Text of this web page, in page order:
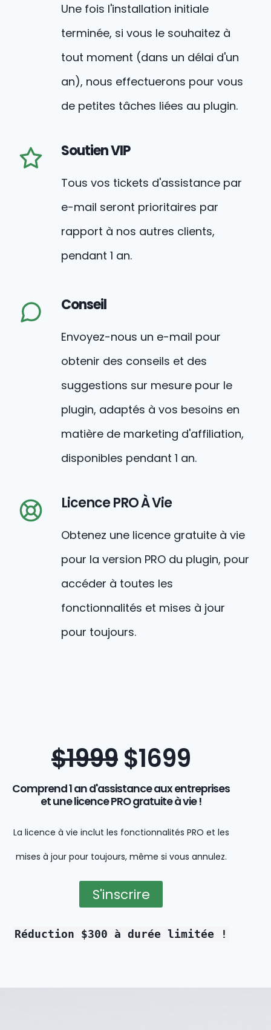
Une fois l'installation initiale
terminée, si vous le souhaitez à
tout moment (dans un délai d'un
an), nous effectuerons pour vous
de petites tâches liées au plugin.
Soutien VIP
Tous vos tickets d'assistance par
e-mail seront prioritaires par
rapport à nos autres clients,
pendant 1 an.
Conseil
Envoyez-nous un e-mail pour
obtenir des conseils et des
suggestions sur mesure pour le
plugin, adaptés à vos besoins en
matière de marketing d'affiliation,
disponibles pendant 1 an.
Licence PRO À Vie
Obtenez une licence gratuite à vie
pour la version PRO du plugin, pour
accéder à toutes les
fonctionnalités et mises à jour
pour toujours.
$1999$1699
Comprend 1 an d'assistance aux entreprises
et une licence PRO gratuite à vie !
La licence à vie inclut les fonctionnalités PRO et les
mises à jour pour toujours, même si vous annulez.
S'inscrire
Réduction $300 à durée limitée !